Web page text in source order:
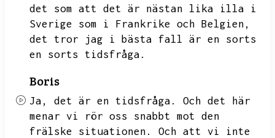
det som att det är nästan lika illa i
Sverige som i Frankrike och Belgien,
det tror jag i bästa fall är en sorts
en sorts tidsfråga.
Boris
Ja, det är en tidsfråga.
Och det här
menar vi rör oss snabbt mot den
frälske situationen.
Och att vi inte